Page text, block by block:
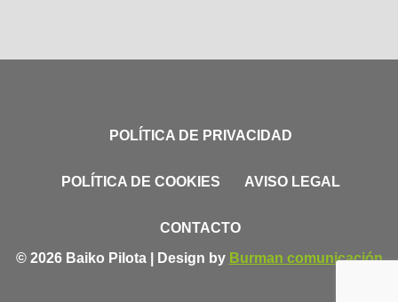
POLÍTICA DE PRIVACIDAD
POLÍTICA DE COOKIES AVISO LEGAL
CONTACTO
© 2026 Baiko Pilota | Design by Burman comunicación